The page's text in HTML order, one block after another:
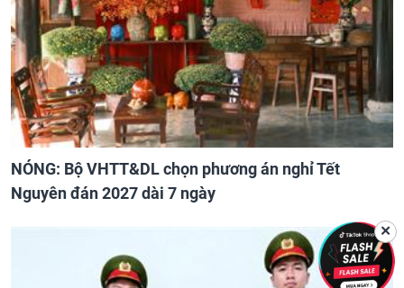
NÓNG: Bộ VHTT&DL chọn phương án nghỉ Tết
Nguyên đán 2027 dài 7 ngày
✕